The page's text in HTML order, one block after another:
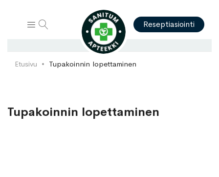
Reseptiasiointi
Etusivu Tupakoinnin lopettaminen
Tupakoinnin lopettaminen